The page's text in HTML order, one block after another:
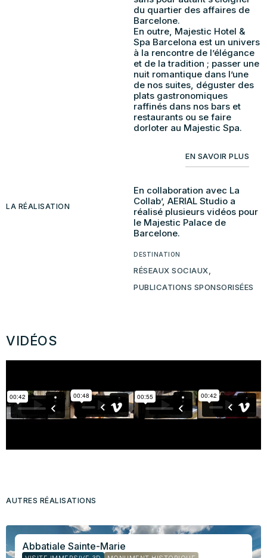
du quartier des affaires de
Barcelone.
En outre, Majestic Hotel &
Spa Barcelona est un univers
à la rencontre de l’élégance
et de la tradition ; passer une
nuit romantique dans l’une
de nos suites, déguster des
plats gastronomiques
raffinés dans nos bars et
restaurants ou se faire
dorloter au Majestic Spa.
EN SAVOIR PLUS
LA RÉALISATION
En collaboration avec La
Collab’, AERIAL Studio a
réalisé plusieurs vidéos pour
le Majestic Palace de
Barcelone.
DESTINATION
RÉSEAUX SOCIAUX,
PUBLICATIONS SPONSORISÉES
VIDÉOS
AUTRES RÉALISATIONS
Abbatiale Sainte-Marie